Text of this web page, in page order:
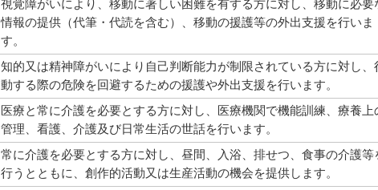
視覚障がいにより、移動に著しい困難を有する方に対し、移動に必要
情報の提供（代筆・代読を含む）、移動の援護等の外出支援を行いま
す。
知的又は精神障がいにより自己判断能力が制限されている方に対し、
動する際の危険を回避するための援護や外出支援を行います。
医療と常に介護を必要とする方に対し、医療機関で機能訓練、療養上
管理、看護、介護及び日常生活の世話を行います。
常に介護を必要とする方に対し、昼間、入浴、排せつ、食事の介護等
行うとともに、創作的活動又は生産活動の機会を提供します。